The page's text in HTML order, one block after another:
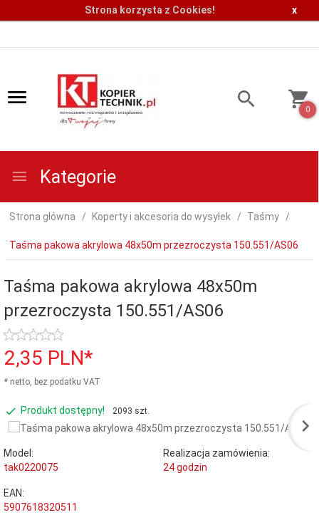
Strona korzysta z Cookies! x
0
Kategorie
Strona główna Koperty i akcesoria do wysyłek Taśmy
Taśma pakowa akrylowa 48x50m przezroczysta 150.551/AS06
Taśma pakowa akrylowa 48x50m
przezroczysta 150.551/AS06
2,35 PLN*
* netto, bez podatku VAT
Produkt dostępny! 2093 szt.
Model:
tak0220075
Realizacja zamówienia:
24 godzin
EAN:
5907618320511